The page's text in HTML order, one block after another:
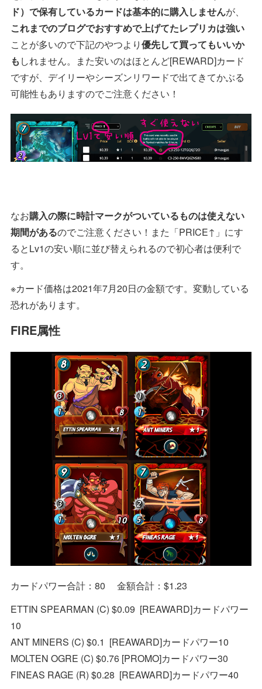
ド）で保有しているカードは基本的に購入しませんが、
これまでのブログでおすすめで上げてたレプリカは強い
ことが多いので下記のやつより優先して買ってもいいか
も しれません。また安いのはほとんど[REWARD]カード
ですが、デイリーやシーズンリワードで出てきてかぶる
可能性もありますのでご注意ください！
なお購入の際に時計マークがついているものは使えない
期間があるのでご注意ください！また「PRICE↑」にす
るとLv1の安い順に並び替えられるので初心者は便利で
す。
※カード価格は2021年7月20日の金額です。変動している
恐れがあります。
FIRE属性
カードパワー合計：80 金額合計：$1.23
ETTIN SPEARMAN (C) $0.09 [REAWARD]カードパワー
10
ANT MINERS (C) $0.1 [REAWARD]カードパワー10
MOLTEN OGRE (C) $0.76 [PROMO]カードパワー30
FINEAS RAGE (R) $0.28 [REAWARD]カードパワー40